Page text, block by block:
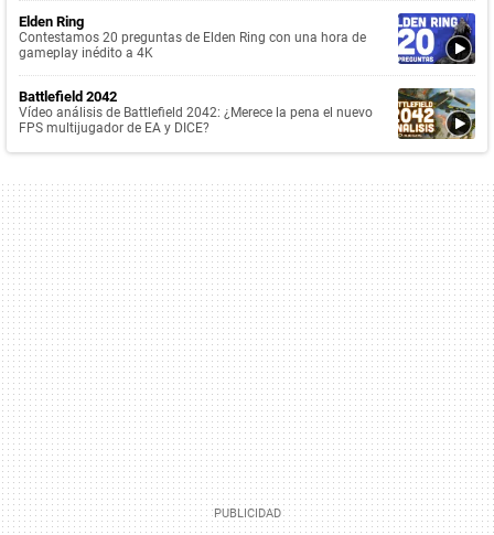
Elden Ring
Contestamos 20 preguntas de Elden Ring con una hora de
gameplay inédito a 4K
Battlefield 2042
Vídeo análisis de Battlefield 2042: ¿Merece la pena el nuevo
FPS multijugador de EA y DICE?